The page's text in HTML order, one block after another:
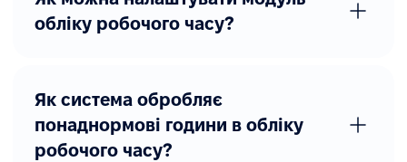
обліку робочого часу?
Як система обробляє
понаднормові години в обліку
робочого часу?